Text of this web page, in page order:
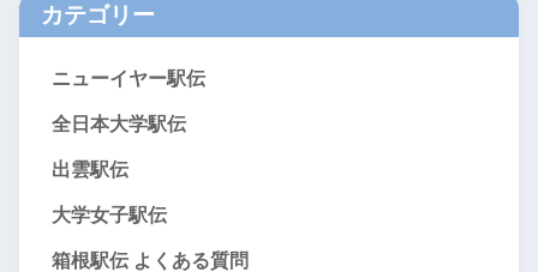
カテゴリー
ニューイヤー駅伝
全日本大学駅伝
出雲駅伝
大学女子駅伝
箱根駅伝 よくある質問